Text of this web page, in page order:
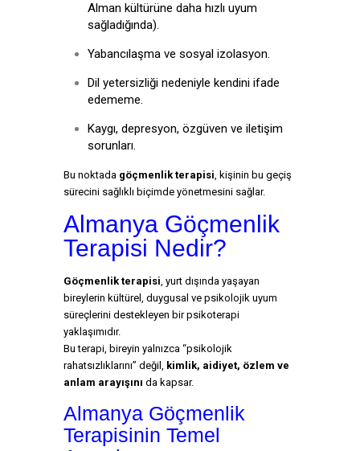
Alman kültürüne daha hızlı uyum
sağladığında).
Yabancılaşma ve sosyal izolasyon.
Dil yetersizliği nedeniyle kendini ifade
edememe.
Kaygı, depresyon, özgüven ve iletişim
sorunları.
Bu noktada göçmenlik terapisi, kişinin bu geçiş
sürecini sağlıklı biçimde yönetmesini sağlar.
Almanya Göçmenlik
Terapisi Nedir?
Göçmenlik terapisi, yurt dışında yaşayan
bireylerin kültürel, duygusal ve psikolojik uyum
süreçlerini destekleyen bir psikoterapi
yaklaşımıdır.
Bu terapi, bireyin yalnızca “psikolojik
rahatsızlıklarını” değil, kimlik, aidiyet, özlem ve
anlam arayışını da kapsar.
Almanya Göçmenlik
Terapisinin Temel